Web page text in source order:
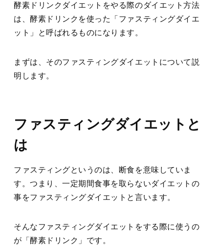
酵素ドリンクダイエットをやる際のダイエット方法
は、酵素ドリンクを使った「ファスティングダイエ
ット」と呼ばれるものになります。
まずは、そのファスティングダイエットについて説
明します。
ファスティングダイエットと
は
ファスティングというのは、断食を意味していま
す。つまり、一定期間食事を取らないダイエットの
事をファスティングダイエットと言います。
そんなファスティングダイエットをする際に使うの
が「酵素ドリンク」です。